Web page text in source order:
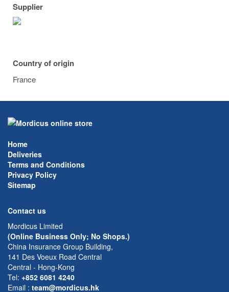
Supplier
Country of origin
France
Home
Deliveries
Terms and Conditions
Privacy Policy
Sitemap
Contact us
Mordicus Limited
(Online Business Only; No Shops.)
China Insurance Group Building,
141 Des Voeux Road Central
Central - Hong-Kong
Tel: +852 6081 4240
Email : team@mordicus.hk